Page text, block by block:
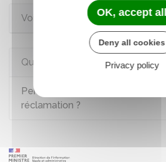
Voir aussi
Questions ? Réponses !
Permis de conduire à points :
réclamation ?
OK, accept all
Deny all cookies
Privacy policy